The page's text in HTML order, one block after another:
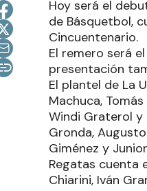
Hoy será el
de Básquetbol,
Cincuentenario.
El remero será
presentación
El plantel de La
Machuca,
Windi Graterol y
Gronda,
Giménez y
Regatas cuenta
Chiarini, Iván